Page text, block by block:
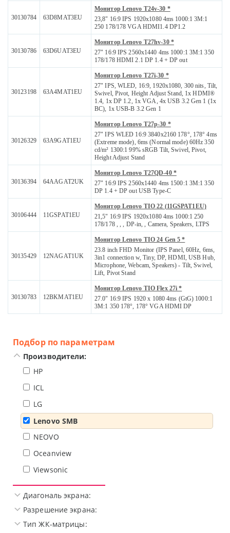
30130784 63D8MAT3EU
Монитор Lenovo T24v-30 *
23,8" 16:9 IPS 1920x1080 4ms 1000:1 3M:1
250 178/178 VGA HDMI1.4 DP1.2
30130786 63D6UAT3EU
Монитор Lenovo T27hv-30 *
27" 16:9 IPS 2560x1440 4ms 1000:1 3M:1 350
178/178 HDMI 2.1 DP 1.4 + DP out
30123198 63A4MAT1EU
Монитор Lenovo T27i-30 *
27" IPS, WLED, 16:9, 1920x1080, 300 nits, Tilt,
Swivel, Pivot, Height Adjust Stand, 1x HDMI®
1.4, 1x DP 1.2, 1x VGA, 4x USB 3.2 Gen 1 (1x
BC), 1x USB-B 3.2 Gen 1
30126329 63A9GAT1EU
Монитор Lenovo T27p-30 *
27" IPS WLED 16:9 3840x2160 178°, 178° 4ms
(Extreme mode), 6ms (Normal mode) 60Hz 350
cd/m² 1300:1 99% sRGB Tilt, Swivel, Pivot,
Height Adjust Stand
30136394 64AAGAT2UK
Монитор Lenovo T27QD-40 *
27" 16:9 IPS 2560x1440 4ms 1500:1 3M:1 350
DP 1.4 + DP out USB Type-C
30106444 11GSPAT1EU
Монитор Lenovo TIO 22 (11GSPAT1EU)
21,5" 16:9 IPS 1920x1080 4ms 1000:1 250
178/178 , , , DP-in, , Camera, Speakers, LTPS
30135429 12NAGAT1UK
Монитор Lenovo TIO 24 Gen 5 *
23.8 inch FHD Monitor (IPS Panel, 60Hz, 6ms,
3in1 connection w, Tiny, DP, HDMI, USB Hub,
Microphone, Webcam, Speakers) - Tilt, Swivel,
Lift, Pivot Stand
30130783 12BKMAT1EU
Монитор Lenovo TIO Flex 27i *
27.0" 16:9 IPS 1920 x 1080 4ms (GtG) 1000:1
3M:1 350 178°, 178° VGA HDMI DP
Подбор по параметрам
Производители:
HP
ICL
LG
Lenovo SMB
NEOVO
Oceanview
Viewsonic
Диагональ экрана:
Разрешение экрана:
Тип ЖК-матрицы: